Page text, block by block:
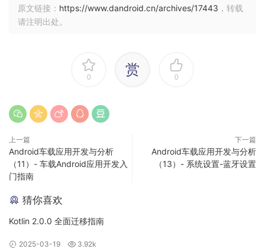
CarSystemUI
少，目前商用车载系统中几乎必备的顶部状态栏、消息中心、
底部导航栏在原生的Android系统中都已经实现了。
源码位置：
原文链接： https://www.dandroid.cn/archives/17443 ，转载
请注明出处。
0 赏 0
上一篇
Android车载应用开发与分析
（11）- 车载Android应用开发入
门指南
下一篇
Android车载应用开发与分析
（13）- 系统设置-蓝牙设置
猜你喜欢
Kotlin 2.0.0 全面迁移指南
2025-03-19 3.92k